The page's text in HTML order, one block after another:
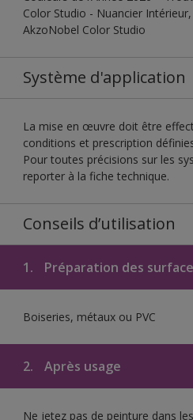
Color Studio - Nuancier
AkzoNobel Color Studio
Système d'application
La mise en œuvre doit être
conditions et prescription
Pour toutes précisions sur les
reporter à la fiche technique.
Conseils d’utilisation
1. Préparation des
Boiseries, métaux ou PVC
2. Après usage
Ne jetez pas de peinture dans